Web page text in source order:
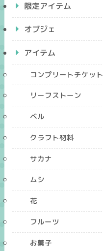
限定アイテム
オブジェ
アイテム
コンプリートチケット
リーフストーン
ベル
クラフト材料
サカナ
ムシ
花
フルーツ
お菓子